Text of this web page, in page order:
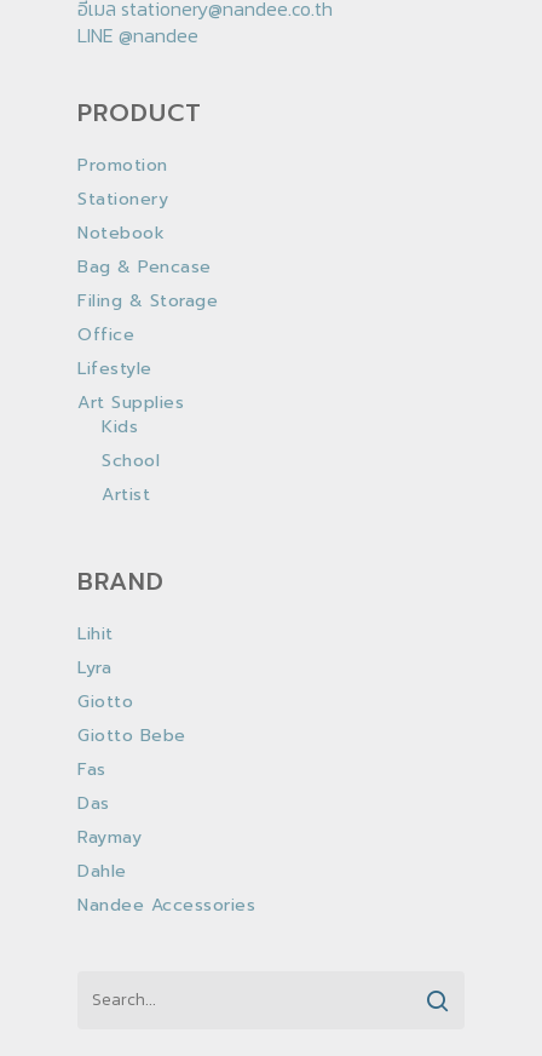
อีเมล stationery@nandee.co.th
LINE @nandee
PRODUCT
Promotion
Stationery
Notebook
Bag & Pencase
Filing & Storage
Office
Lifestyle
Art Supplies
Kids
School
Artist
BRAND
Lihit
Lyra
Giotto
Giotto Bebe
Fas
Das
Raymay
Dahle
Nandee Accessories